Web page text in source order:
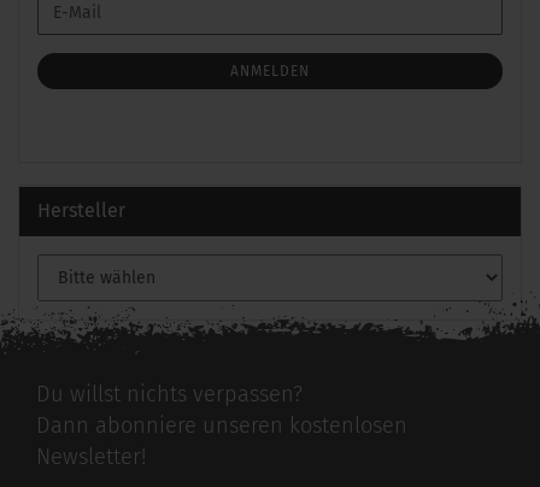
ZUR
ANMELDUNG
E-
Mail
ANMELDEN
Hersteller
Du willst nichts verpassen?
Dann abonniere unseren kostenlosen
Newsletter!